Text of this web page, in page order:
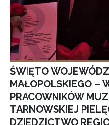
ŚWIĘTO
MAŁOPOLSKIEGO –
PRACOWNIKÓW
TARNOWSKIEJ
DZIEDZICTWO